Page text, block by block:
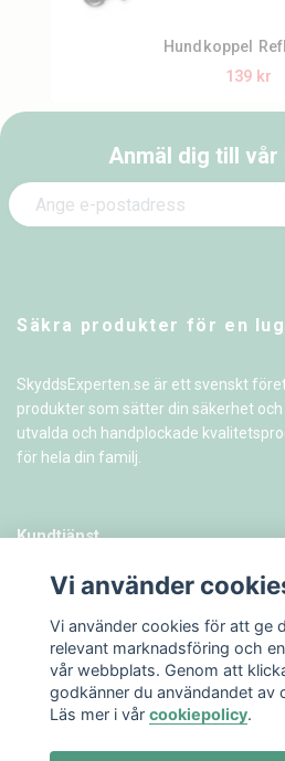
Hundkoppel
139 kr
Anmäl dig till vår
Säkra produkter för en
SkyddsExperten.se är ett svenskt
produkter som sätter din säkerhet
utvalda och handplockade
för hela din familj.
Kundtjänst
Information
Vi använder
Vi använder cookies för att ge
relevant marknadsföring och
vår webbplats. Genom att
godkänner du användandet av
Läs mer i vår cookiepolicy.